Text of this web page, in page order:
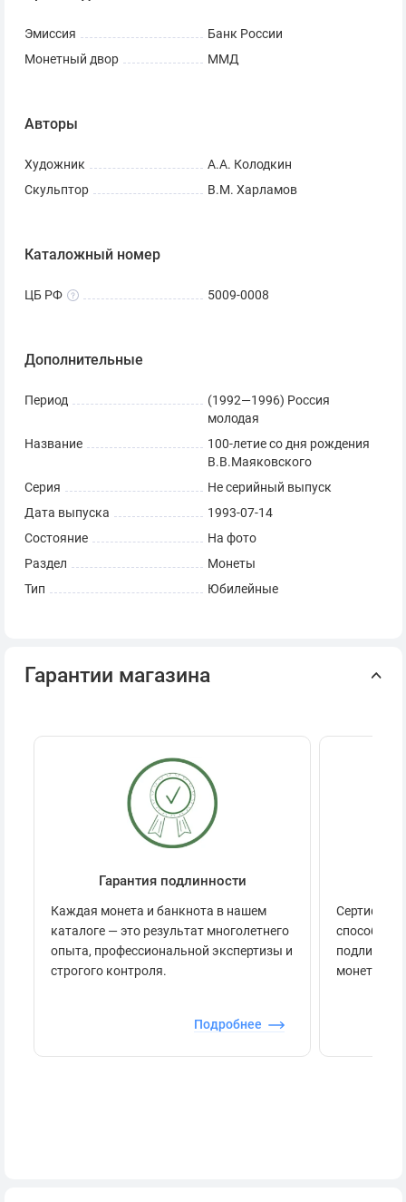
Эмиссия
Банк России
Монетный двор
ММД
Авторы
Художник
А.А. Колодкин
Скульптор
В.М. Харламов
Каталожный номер
ЦБ РФ 5009-0008
Дополнительные
Период
(1992—1996) Россия
молодая
Название
100-летие со дня рождения
В.В.Маяковского
Серия
Не серийный выпуск
Дата выпуска
1993-07-14
Состояние
На фото
Раздел
Монеты
Тип
Юбилейные
Гарантии магазина
Гарантия подлинности
Каждая монета и банкнота в нашем
каталоге — это результат многолетнего
опыта, профессиональной экспертизы и
строгого контроля.
Подробнее
способов
монеты.